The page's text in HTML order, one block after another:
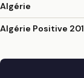
Algérie
Algérie Positive